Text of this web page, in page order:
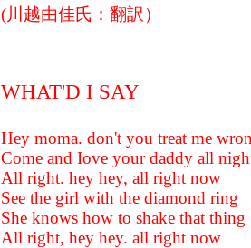
(川越由佳氏：翻訳）
WHAT'D I SAY
Hey moma. don't you treat me
Come and Iove your daddy all
All right. hey hey, all right now
See the girl with the diamond ring
She knows how to shake that thing
All right, hey hey. all right now